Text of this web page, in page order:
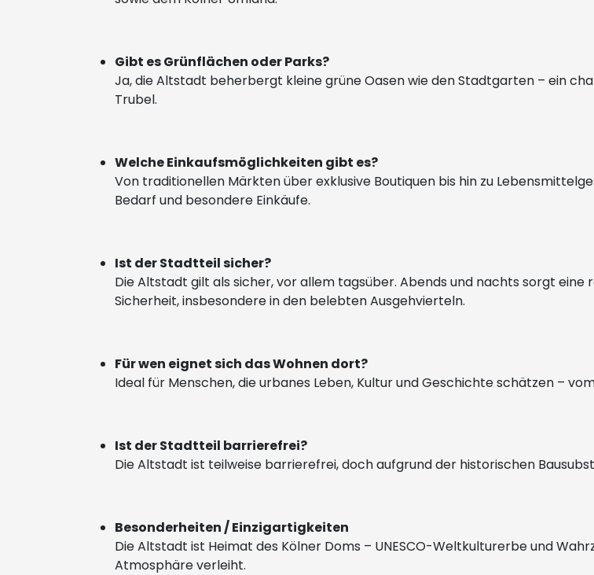
Gibt es Grünflächen oder Parks?
Ja, die Altstadt beherbergt kleine grüne Oasen wie den Stadtgarten – ein
Trubel.
Welche Einkaufsmöglichkeiten gibt es?
Von traditionellen Märkten über exklusive Boutiquen bis hin zu
Bedarf und besondere Einkäufe.
Ist der Stadtteil sicher?
Die Altstadt gilt als sicher, vor allem tagsüber. Abends und nachts sorgt eine
Sicherheit, insbesondere in den belebten Ausgehvierteln.
Für wen eignet sich das Wohnen dort?
Ideal für Menschen, die urbanes Leben, Kultur und Geschichte schätzen –
Ist der Stadtteil barrierefrei?
Die Altstadt ist teilweise barrierefrei, doch aufgrund der historischen
Besonderheiten / Einzigartigkeiten
Die Altstadt ist Heimat des Kölner Doms – UNESCO-Weltkulturerbe und
Atmosphäre verleiht.